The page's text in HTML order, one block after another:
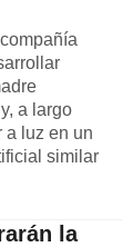
a largo
a luz en un
similar
la